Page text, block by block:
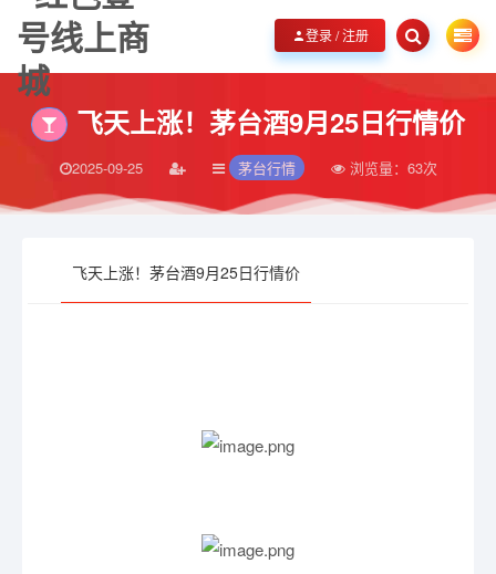
欢迎您光临红色壹号线上商城，品红色壹号，展家国情怀！ 立即加入我们
登录 / 注册
飞天上涨！茅台酒9月25日行情价
2025-09-25 茅台行情 浏览量： 63次
飞天上涨！茅台酒9月25日行情价